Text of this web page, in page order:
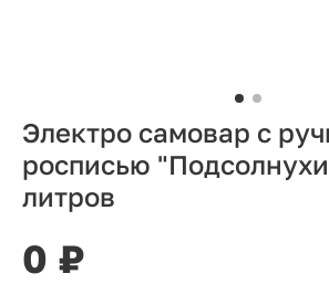
Электро самовар с
росписью
литров
0 ₽